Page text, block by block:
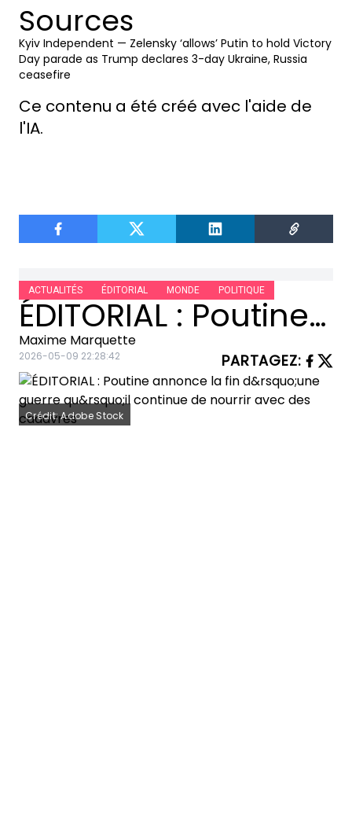
Sources
Kyiv Independent — Zelensky ‘allows’ Putin to hold Victory
Day parade as Trump declares 3-day Ukraine, Russia
ceasefire
Ce contenu a été créé avec l'aide de
l'IA.
ACTUALITÉS ÉDITORIAL MONDE POLITIQUE
ÉDITORIAL : Poutine annonce la fin d’une guerre qu’il continue de nourrir avec des cadavres
Maxime Marquette
2026-05-09 22:28:42 PARTAGEZ:
Crédit: Adobe Stock